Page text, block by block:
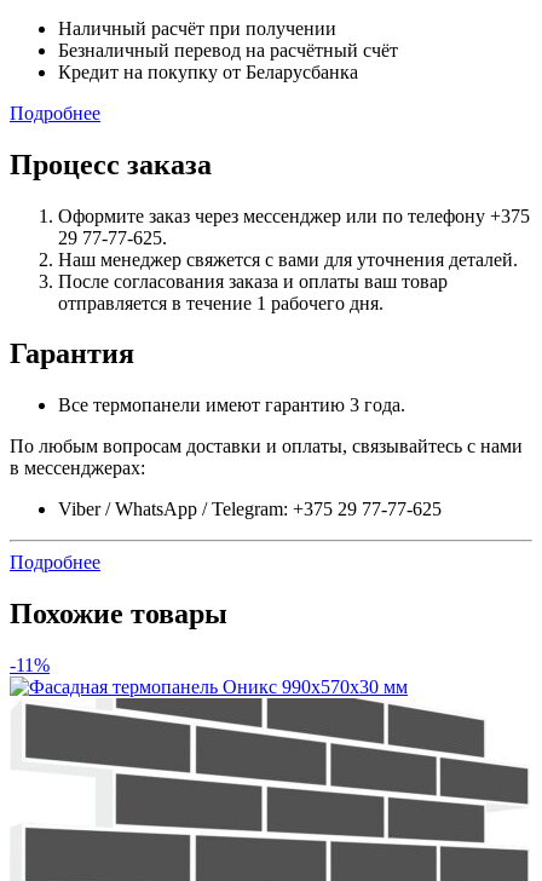
Наличный расчёт при получении
Безналичный перевод на расчётный счёт
Кредит на покупку от Беларусбанка
Подробнее
Процесс заказа
Оформите заказ через мессенджер или по телефону +375
29 77-77-625.
Наш менеджер свяжется с вами для уточнения деталей.
После согласования заказа и оплаты ваш товар
отправляется в течение 1 рабочего дня.
Гарантия
Все термопанели имеют гарантию 3 года.
По любым вопросам доставки и оплаты, связывайтесь с нами
в мессенджерах:
Viber / WhatsApp / Telegram: +375 29 77-77-625
Подробнее
Похожие товары
-11%